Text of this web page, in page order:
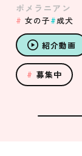
ポメラニアン
女の子 成犬
紹介動画
募集中